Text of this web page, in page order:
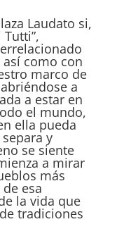
Laudato si,
como con
marco de
a
a estar en
el mundo,
ella pueda
y
se siente
a mirar
más
esa
la vida que
tradiciones